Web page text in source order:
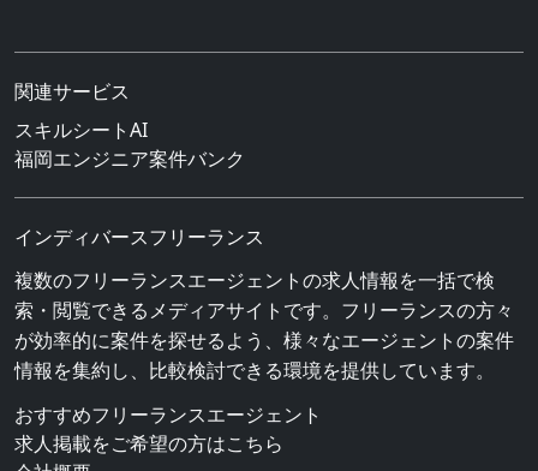
関連サービス
スキルシートAI
福岡エンジニア案件バンク
インディバースフリーランス
複数のフリーランスエージェントの求人情報を一括で検
索・閲覧できるメディアサイトです。フリーランスの方々
が効率的に案件を探せるよう、様々なエージェントの案件
情報を集約し、比較検討できる環境を提供しています。
おすすめフリーランスエージェント
求人掲載をご希望の方はこちら